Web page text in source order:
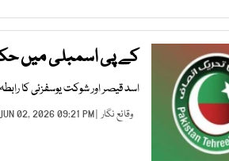
کے پی اسمبلی میں
اسد قیصر اور شوکت یوسفزئی کا
وقائع نگار | JUN 02, 2026 09:21 PM |